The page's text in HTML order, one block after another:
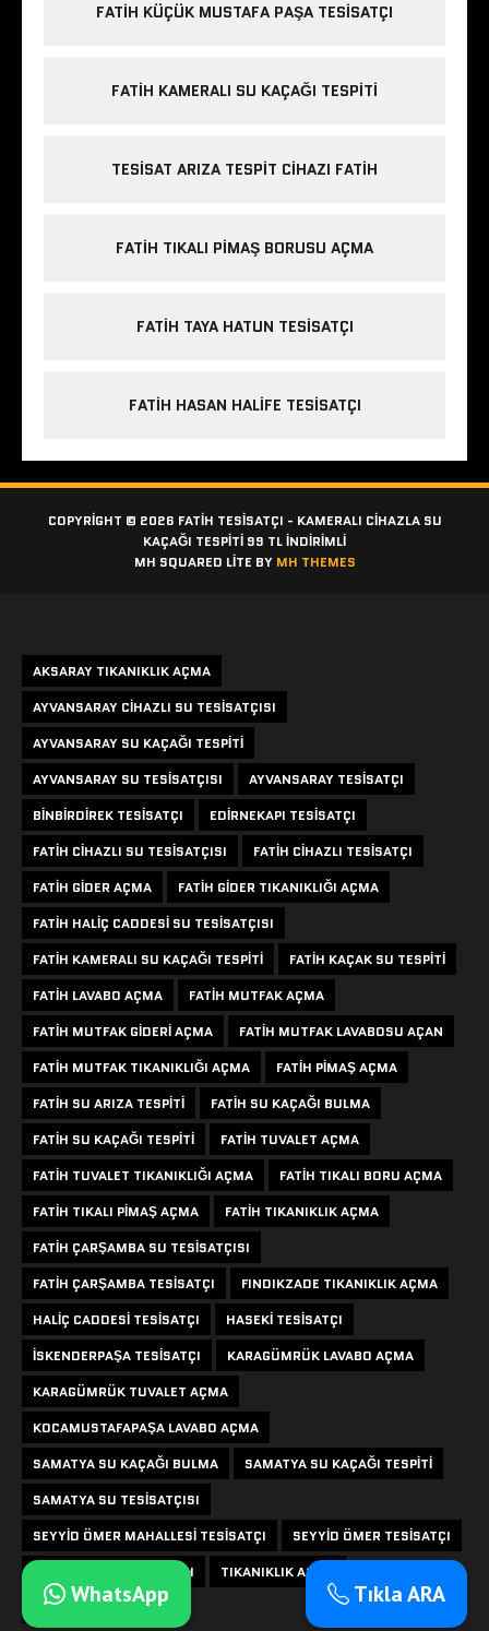
FATIH KÜÇÜK MUSTAFA PAŞA TESISATÇI
FATIH KAMERALI SU KAÇAĞI TESPITI
TESISAT ARIZA TESPIT CIHAZI FATIH
FATIH TIKALI PIMAŞ BORUSU AÇMA
FATIH TAYA HATUN TESISATÇI
FATIH HASAN HALIFE TESISATÇI
COPYRIGHT © 2026 FATIH TESISATÇI - KAMERALI CIHAZLA SU
KAÇAĞI TESPITI 99 TL İNDİRİMLİ
MH SQUARED LITE BY MH THEMES
Tıkla ARA
WhatsApp
AKSARAY TIKANIKLIK AÇMA
AYVANSARAY CIHAZLI SU TESISATÇISI
AYVANSARAY SU KAÇAĞI TESPITI
AYVANSARAY SU TESISATÇISI
AYVANSARAY TESISATÇI
BINBIRDIREK TESISATÇI
EDIRNEKAPI TESISATÇI
FATIH CIHAZLI SU TESISATÇISI
FATIH CIHAZLI TESISATÇI
FATIH GIDER AÇMA
FATIH GIDER TIKANIKLIĞI AÇMA
FATIH HALIÇ CADDESI SU TESISATÇISI
FATIH KAMERALI SU KAÇAĞI TESPITI
FATIH KAÇAK SU TESPITI
FATIH LAVABO AÇMA
FATIH MUTFAK AÇMA
FATIH MUTFAK GIDERI AÇMA
FATIH MUTFAK LAVABOSU AÇAN
FATIH MUTFAK TIKANIKLIĞI AÇMA
FATIH PIMAŞ AÇMA
FATIH SU ARIZA TESPITI
FATIH SU KAÇAĞI BULMA
FATIH SU KAÇAĞI TESPITI
FATIH TUVALET AÇMA
FATIH TUVALET TIKANIKLIĞI AÇMA
FATIH TIKALI BORU AÇMA
FATIH TIKALI PIMAŞ AÇMA
FATIH TIKANIKLIK AÇMA
FATIH ÇARŞAMBA SU TESISATÇISI
FATIH ÇARŞAMBA TESISATÇI
FINDIKZADE TIKANIKLIK AÇMA
HALIÇ CADDESI TESISATÇI
HASEKI TESISATÇI
ISKENDERPAŞA TESISATÇI
KARAGÜMRÜK LAVABO AÇMA
KARAGÜMRÜK TUVALET AÇMA
KOCAMUSTAFAPAŞA LAVABO AÇMA
SAMATYA SU KAÇAĞI BULMA
SAMATYA SU KAÇAĞI TESPITI
SAMATYA SU TESISATÇISI
SEYYID ÖMER MAHALLESI TESISATÇI
SEYYID ÖMER TESISATÇI
SU KAÇAĞI TESPITI FATIH
TIKANIKLIK AÇMA
ŞEHREMINI TESISATÇI